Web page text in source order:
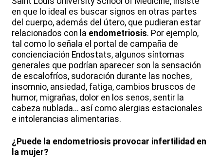
en que lo ideal es buscar signos en otras partes
del cuerpo, además del útero, que pudieran estar
relacionados con la endometriosis. Por ejemplo,
tal como lo señala el portal de campaña de
concienciación Endostats, algunos síntomas
generales que podrían aparecer son la sensación
de escalofríos, sudoración durante las noches,
insomnio, ansiedad, fatiga, cambios bruscos de
humor, migrañas, dolor en los senos, sentir la
cabeza nublada... así como alergias estacionales
e intolerancias alimentarias.
¿Puede la endometriosis provocar infertilidad en
la mujer?